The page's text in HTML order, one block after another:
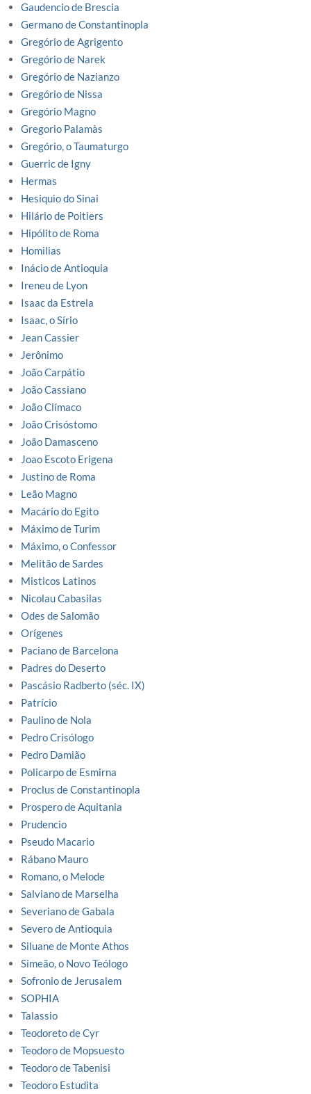
Gaudencio de Brescia
Germano de Constantinopla
Gregório de Agrigento
Gregório de Narek
Gregório de Nazianzo
Gregório de Nissa
Gregório Magno
Gregorio Palamàs
Gregório, o Taumaturgo
Guerric de Igny
Hermas
Hesiquio do Sinai
Hilário de Poitiers
Hipólito de Roma
Homilias
Inácio de Antioquia
Ireneu de Lyon
Isaac da Estrela
Isaac, o Sírio
Jean Cassier
Jerônimo
João Carpátio
João Cassiano
João Clímaco
João Crisóstomo
João Damasceno
Joao Escoto Erigena
Justino de Roma
Leão Magno
Macário do Egito
Máximo de Turim
Máximo, o Confessor
Melitão de Sardes
Misticos Latinos
Nicolau Cabasilas
Odes de Salomão
Orígenes
Paciano de Barcelona
Padres do Deserto
Pascásio Radberto (séc. IX)
Patrício
Paulino de Nola
Pedro Crisólogo
Pedro Damião
Policarpo de Esmirna
Proclus de Constantinopla
Prospero de Aquitania
Prudencio
Pseudo Macario
Rábano Mauro
Romano, o Melode
Salviano de Marselha
Severiano de Gabala
Severo de Antioquia
Siluane de Monte Athos
Simeão, o Novo Teólogo
Sofronio de Jerusalem
SOPHIA
Talassio
Teodoreto de Cyr
Teodoro de Mopsuesto
Teodoro de Tabenisi
Teodoro Estudita